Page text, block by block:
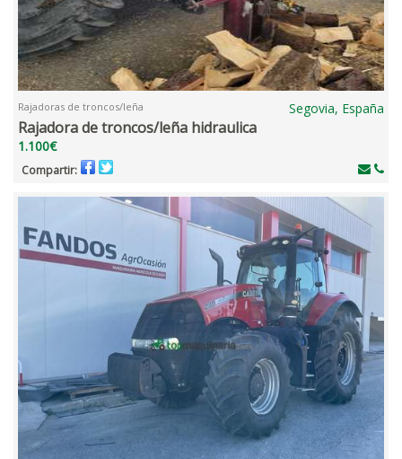
Rajadoras de troncos/leña Segovia, España
Rajadora de troncos/leña hidraulica
1.100€
Compartir: